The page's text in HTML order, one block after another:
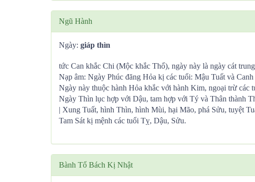
Ngũ Hành
Ngày: giáp thìn
tức Can khắc Chi (Mộc khắc Thổ), ngày này là ngày cát
Nạp âm: Ngày Phúc đăng Hỏa kị các tuổi: Mậu Tuất và Canh
Ngày này thuộc hành Hỏa khắc với hành Kim, ngoại trừ
Ngày Thìn lục hợp với Dậu, tam hợp với Tý và Thân thành
| Xung Tuất, hình Thìn, hình Mùi, hại Mão, phá Sửu, tuyệt
Tam Sát kị mệnh các tuổi Tỵ, Dậu, Sửu.
Bành Tổ Bách Kị Nhật